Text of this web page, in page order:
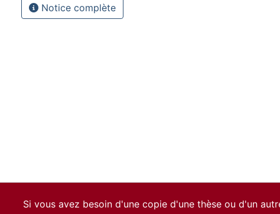
Notice complète
Si vous avez besoin d'une copie d'une thèse ou d'un